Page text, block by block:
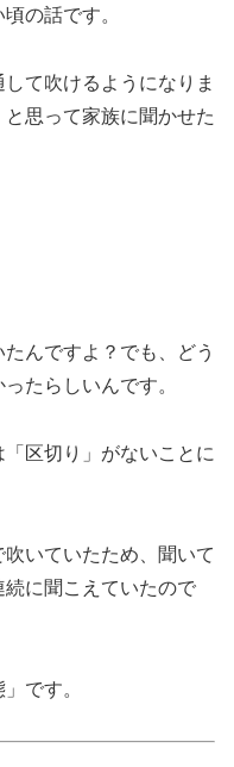
の話です。
て吹けるようになりま
思って家族に聞かせた
んですよ？でも、どう
たらしいんです。
区切り」がないことに
いていたため、聞いて
に聞こえていたので
です。